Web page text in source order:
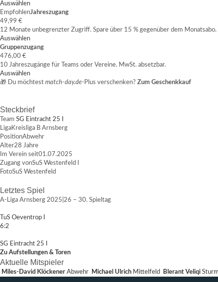
Auswählen
EmpfohlenJahreszugang
49,99 €
12 Monate unbegrenzter Zugriff. Spare über 15 % gegenüber dem Monatsabo.
Auswählen
Gruppenzugang
476,00 €
10 Jahreszugänge für Teams oder Vereine. MwSt. absetzbar.
Auswählen
🎁 Du möchtest match-day.de-Plus verschenken? Zum Geschenkkauf
Steckbrief
Team SG Eintracht 25 I
LigaKreisliga B Arnsberg
PositionAbwehr
Alter28 Jahre
Im Verein seit01.07.2025
Zugang vonSuS Westenfeld I
FotoSuS Westenfeld
Letztes Spiel
A-Liga Arnsberg 2025|26 – 30. Spieltag
TuS Oeventrop I
6:2
SG Eintracht 25 I
Zu Aufstellungen & Toren
Aktuelle Mitspieler
Miles-David Klöckener Abwehr Michael Ulrich Mittelfeld Blerant Veliqi